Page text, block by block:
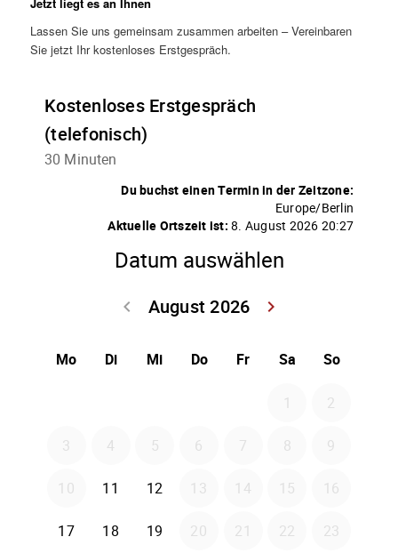
Lassen Sie uns gemeinsam zusammen arbeiten – Vereinbaren
Sie jetzt Ihr kostenloses Erstgespräch.